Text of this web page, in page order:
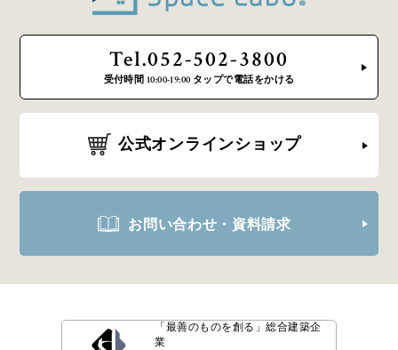
Tel.052-502-3800
受付時間 10:00-19:00 タップで電話をかける
公式オンラインショップ
お問い合わせ・資料請求
「最善のものを創る」 総合建築企
業